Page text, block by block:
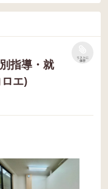
指導・就
エ)
リストに
保存